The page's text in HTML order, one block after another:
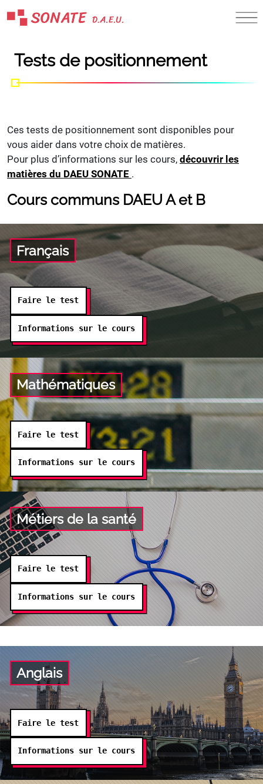
Skip
to
Tests de positionnement
Ces tests de positionnement sont disponibles pour
vous aider dans votre choix de matières.
Pour plus d’informations sur les cours, découvrir les
matières du DAEU SONATE .
Cours communs DAEU A et B
Français
Faire le test
Informations sur le cours
Mathématiques
Faire le test
Informations sur le cours
Métiers de la santé
Faire le test
Informations sur le cours
Anglais
Faire le test
Informations sur le cours